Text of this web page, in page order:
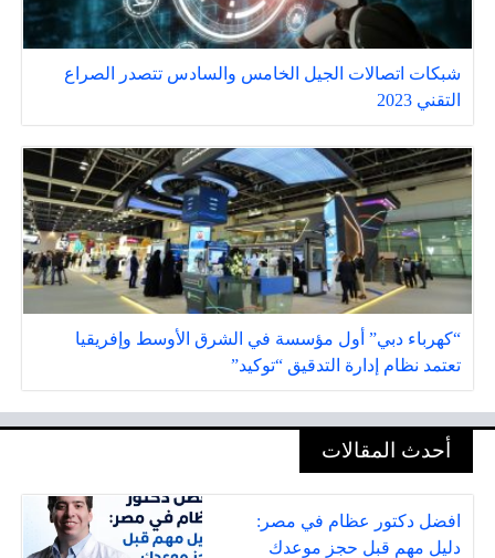
شبكات اتصالات الجيل الخامس والسادس تتصدر الصراع
التقني 2023
“كهرباء دبي” أول مؤسسة في الشرق الأوسط وإفريقيا
تعتمد نظام إدارة التدقيق “توكيد”
أحدث المقالات
افضل دكتور عظام في مصر:
دليل مهم قبل حجز موعدك